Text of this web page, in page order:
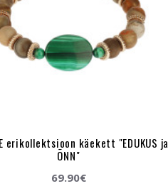
erikollektsioon käekett "EDUKUS ja
ÕNN"
69.90€